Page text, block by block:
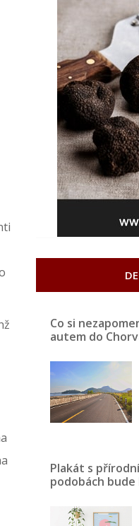
Co si
autem do
Plakát s
podobách